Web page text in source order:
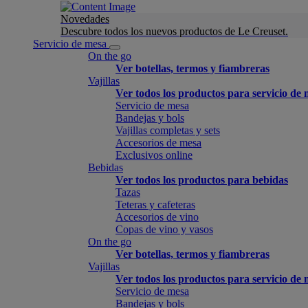
Novedades
Descubre todos los nuevos productos de Le Creuset.
Servicio de mesa
On the go
Ver botellas, termos y fiambreras
Vajillas
Ver todos los productos para servicio de
Servicio de mesa
Bandejas y bols
Vajillas completas y sets
Accesorios de mesa
Exclusivos online
Bebidas
Ver todos los productos para bebidas
Tazas
Teteras y cafeteras
Accesorios de vino
Copas de vino y vasos
On the go
Ver botellas, termos y fiambreras
Vajillas
Ver todos los productos para servicio de
Servicio de mesa
Bandejas y bols